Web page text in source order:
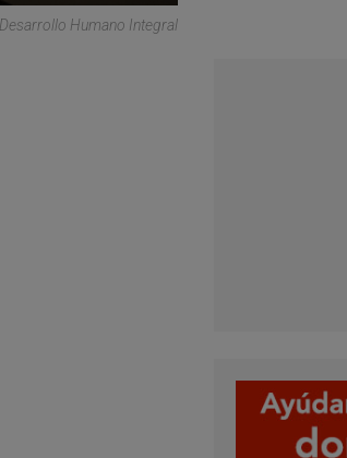
Humano Integral